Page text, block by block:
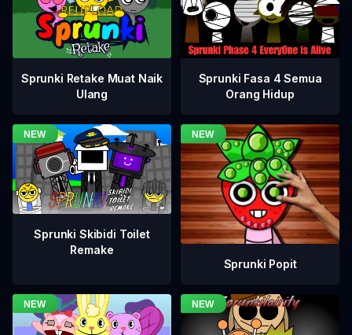
Sprunki Retake Muat Naik
Ulang
Sprunki Fasa 4 Semua
Orang Hidup
Sprunki Skibidi Toilet
Remake
Sprunki Popit